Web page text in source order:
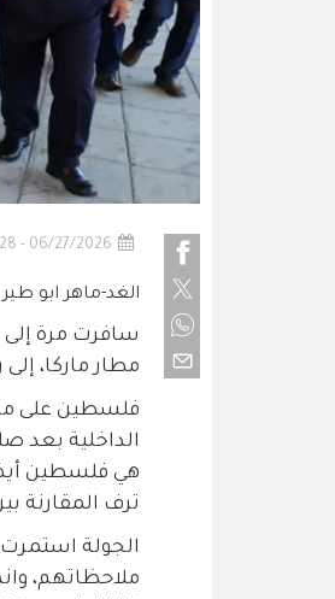
06/27/2026 - 23:28
الغد-ماهر ابو طير
مطار ماركا، إلى
فلسطين على
الداخلية بعد
هي فلسطين
ترف المقارنة
الجولة
ملاحظاتهم،